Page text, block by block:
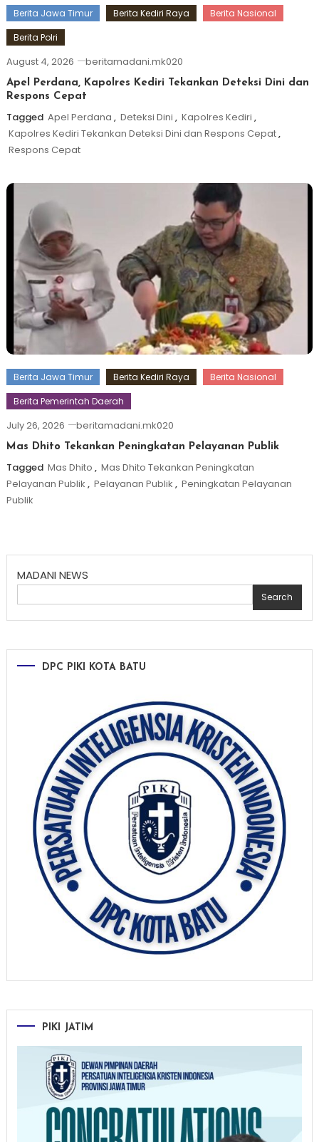
Berita Jawa Timur Berita Kediri Raya
Berita Nasional
Berita Polri
August 4, 2026 beritamadani.mk020
Apel Perdana, Kapolres Kediri Tekankan Deteksi Dini dan
Respons Cepat
Tagged Apel Perdana , Deteksi Dini , Kapolres Kediri ,
Kapolres Kediri Tekankan Deteksi Dini dan Respons Cepat,
Respons Cepat
Berita Jawa Timur Berita Kediri Raya
Berita Nasional
Berita Pemerintah Daerah
July 26, 2026 beritamadani.mk020
Mas Dhito Tekankan Peningkatan Pelayanan Publik
Tagged Mas Dhito , Mas Dhito Tekankan Peningkatan
Pelayanan Publik , Pelayanan Publik , Peningkatan Pelayanan
Publik
MADANI NEWS
Search
DPC PIKI KOTA BATU
PIKI JATIM